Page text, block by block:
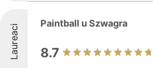
Laureaci Paintball u Szwagra
8.7